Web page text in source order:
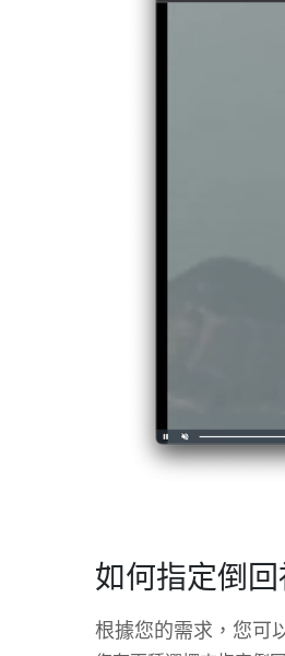
如何指定倒
根據您的需求，您可